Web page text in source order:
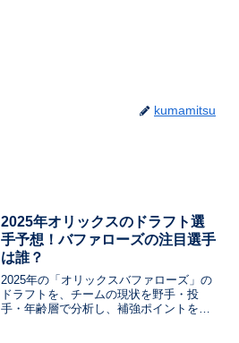
kumamitsu
2025年オリックスのドラフト選
手予想！バファローズの注目選手
は誰？
2025年の「オリックスバファローズ」の
ドラフトを、チームの現状を野手・投
手・年齢層で分析し、補強ポイントをわ